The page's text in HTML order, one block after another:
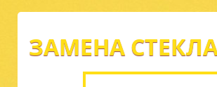
ЗАМЕНА СТЕКЛА